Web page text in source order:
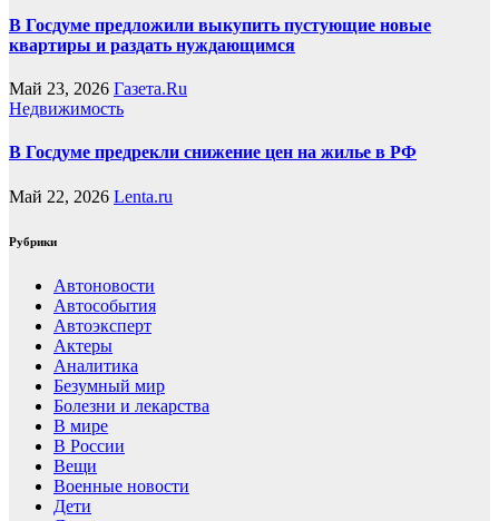
В Госдуме предложили выкупить пустующие новые
квартиры и раздать нуждающимся
Май 23, 2026 Газета.Ru
Недвижимость
В Госдуме предрекли снижение цен на жилье в РФ
Май 22, 2026 Lenta.ru
Рубрики
Автоновости
Автособытия
Автоэксперт
Актеры
Аналитика
Безумный мир
Болезни и лекарства
В мире
В России
Вещи
Военные новости
Дети